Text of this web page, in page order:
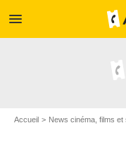
menu
Accueil News cinéma, films et